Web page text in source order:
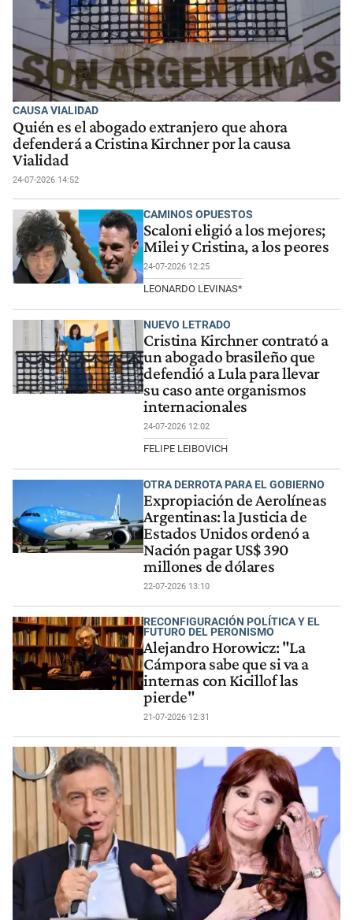
CAUSA VIALIDAD
Quién es el abogado extranjero que ahora
defenderá a Cristina Kirchner por la causa
Vialidad
24-07-2026 14:52
CAMINOS OPUESTOS
Scaloni eligió a los mejores;
Milei y Cristina, a los peores
24-07-2026 12:25
LEONARDO LEVINAS*
NUEVO LETRADO
Cristina Kirchner contrató a
un abogado brasileño que
defendió a Lula para llevar
su caso ante organismos
internacionales
24-07-2026 12:02
FELIPE LEIBOVICH
OTRA DERROTA PARA EL GOBIERNO
Expropiación de Aerolíneas
Argentinas: la Justicia de
Estados Unidos ordenó a
Nación pagar US$ 390
millones de dólares
22-07-2026 13:10
RECONFIGURACIÓN POLÍTICA Y EL
FUTURO DEL PERONISMO
Alejandro Horowicz: "La
Cámpora sabe que si va a
internas con Kicillof las
pierde"
21-07-2026 12:31